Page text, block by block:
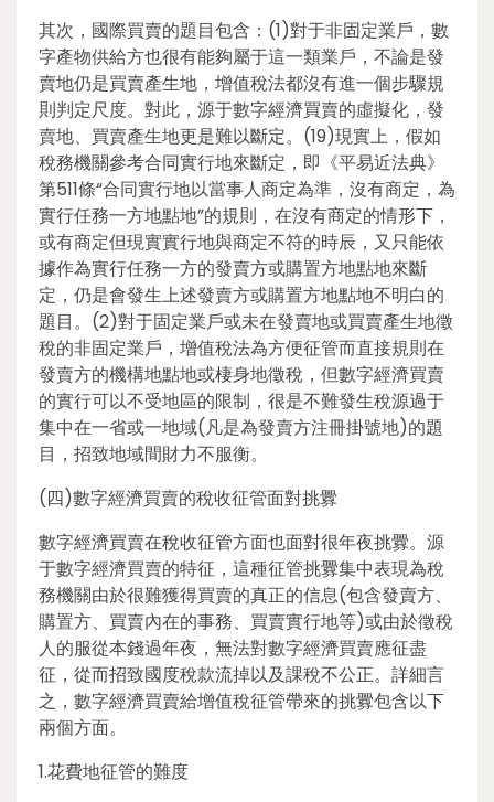
其次，國際買賣的題目包含：(1)對于非固定業戶，數
字產物供給方也很有能夠屬于這一類業戶，不論是發
賣地仍是買賣產生地，增值稅法都沒有進一個步驟規
則判定尺度。對此，源于數字經濟買賣的虛擬化，發
賣地、買賣產生地更是難以斷定。(19)現實上，假如
稅務機關參考合同實行地來斷定，即《平易近法典》
第511條“合同實行地以當事人商定為準，沒有商定，為
實行任務一方地點地”的規則，在沒有商定的情形下，
或有商定但現實實行地與商定不符的時辰，又只能依
據作為實行任務一方的發賣方或購置方地點地來斷
定，仍是會發生上述發賣方或購置方地點地不明白的
題目。(2)對于固定業戶或未在發賣地或買賣產生地徵
稅的非固定業戶，增值稅法為方便征管而直接規則在
發賣方的機構地點地或棲身地徵稅，但數字經濟買賣
的實行可以不受地區的限制，很是不難發生稅源過于
集中在一省或一地域(凡是為發賣方注冊掛號地)的題
目，招致地域間財力不服衡。
(四)數字經濟買賣的稅收征管面對挑釁
數字經濟買賣在稅收征管方面也面對很年夜挑釁。源
于數字經濟買賣的特征，這種征管挑釁集中表現為稅
務機關由於很難獲得買賣的真正的信息(包含發賣方、
購置方、買賣內在的事務、買賣實行地等)或由於徵稅
人的服從本錢過年夜，無法對數字經濟買賣應征盡
征，從而招致國度稅款流掉以及課稅不公正。詳細言
之，數字經濟買賣給增值稅征管帶來的挑釁包含以下
兩個方面。
1.花費地征管的難度